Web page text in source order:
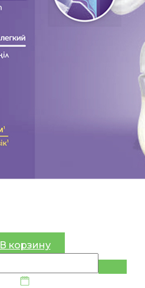
В корзину